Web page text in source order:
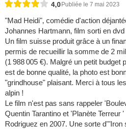
4,0 Publiée le 7 mai 2023
"Mad Heidi", comédie d'action
Johannes Hartmann, film sorti en dvd
Un film suisse produit grâce à un
permis de recueillir la somme de 2
(1 988 005 €). Malgré un petit budget
est de bonne qualité, la photo est
"grindhouse" plaisant. Merci à tous
alpin !
Le film n'est pas sans rappeler
Quentin Tarantino et 'Planète Terreur
Rodriguez en 2007. Une sorte